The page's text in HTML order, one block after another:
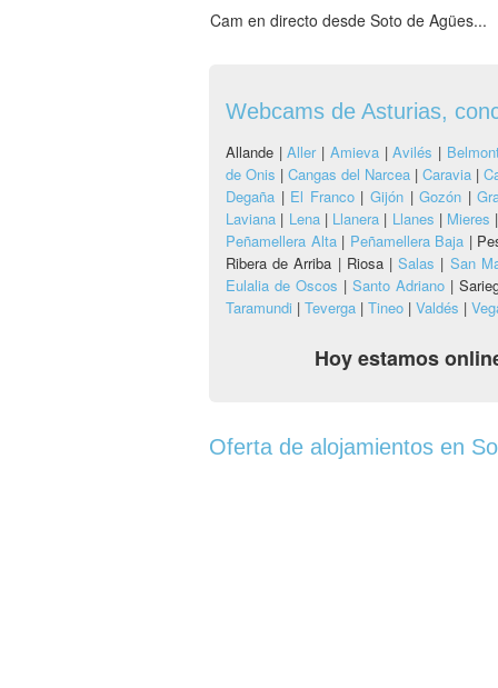
Cam en directo desde Soto de Agües...
Webcams de Asturias,
Allande |Aller| Amieva|Avilés |
de Onis |Cangas del Narcea |Caravia |
Degaña | El Franco|Gijón |Gozón |
Laviana | Lena| Llanera | Llanes | Mieres |
Peñamellera Alta| Peñamellera Baja |
Ribera de Arriba | Riosa |Salas | San
Eulalia de Oscos | Santo Adriano|
Taramundi | Teverga | Tineo | Valdés |
Hoy estamos
Oferta de alojamientos en